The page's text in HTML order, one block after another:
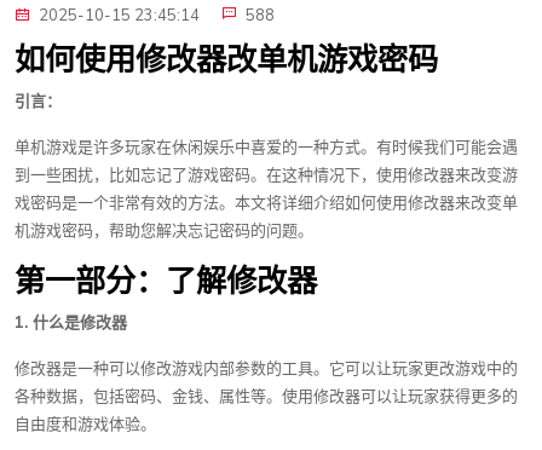
2025-10-15 23:45:14 588
如何使用修改器改单机游戏密码
引言：
单机游戏是许多玩家在休闲娱乐中喜爱的一种方式。有时候我们可能会遇
到一些困扰，比如忘记了游戏密码。在这种情况下，使用修改器来改变游
戏密码是一个非常有效的方法。本文将详细介绍如何使用修改器来改变单
机游戏密码，帮助您解决忘记密码的问题。
第一部分：了解修改器
1. 什么是修改器
修改器是一种可以修改游戏内部参数的工具。它可以让玩家更改游戏中的
各种数据，包括密码、金钱、属性等。使用修改器可以让玩家获得更多的
自由度和游戏体验。